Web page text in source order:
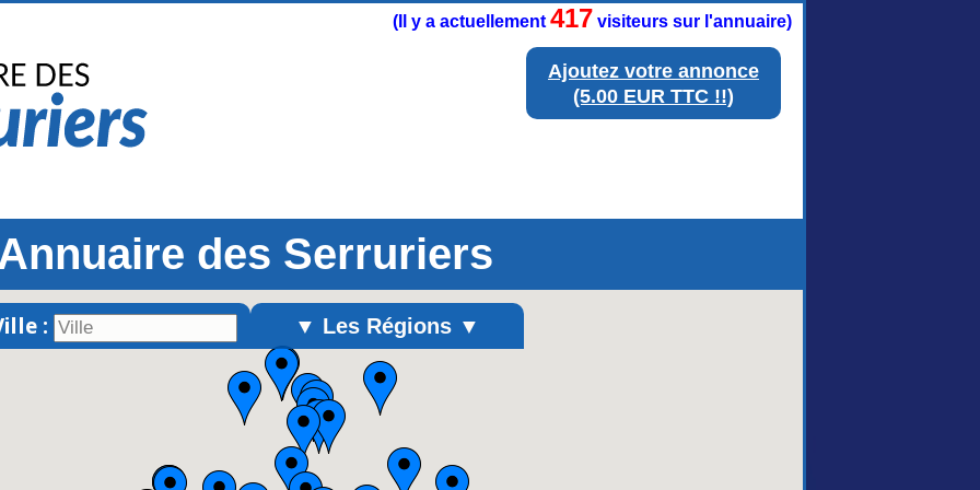
Ajoutez votre annonce
(5.00 EUR TTC !!)
(Il y a actuellement 417 visiteurs sur l'annuaire)
des Serruriers
: ▼ Les Régions ▼
Alsace
Aquitaine
Basse-Normandie